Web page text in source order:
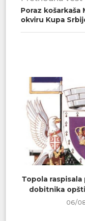
Poraz košarkaša
okviru Kupa
Topola
dobitnika
06/